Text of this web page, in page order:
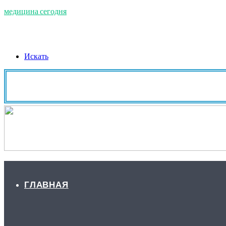
медицина сегодня
Искать
ГЛАВНАЯ